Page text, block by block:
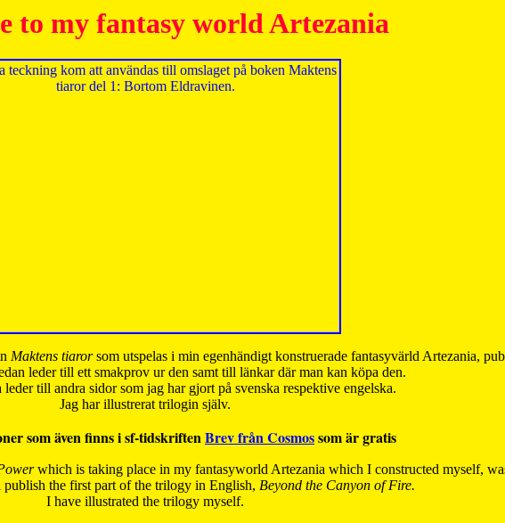
to my fantasy world Artezania
Maktens tiarorsom utspelas i min egenhändigt konstruerade fantasyvärld Artezania,
leder till ett smakprov ur den samt till länkar där man kan köpa den.
till andra sidor som jag har gjort på svenska respektive engelska.
Jag har illustrerat trilogin själv.
som även finns i sf-tidskriftenBrev från Cosmossom är gratis
which is taking place in my fantasyworld Artezania which I constructed myself,
the first part of the trilogy in English, Beyond the Canyon of Fire.
I have illustrated the trilogy myself.